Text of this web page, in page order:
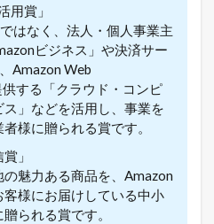
用賞」
はなく、法人・個人事業主
ビジネス」や決済サー
Amazon Web
する「クラウド・コンピ
ス」などを活用し、事業を
様に贈られる賞です。
」
魅力ある商品を、Amazon
様にお届けしている中小
られる賞です。